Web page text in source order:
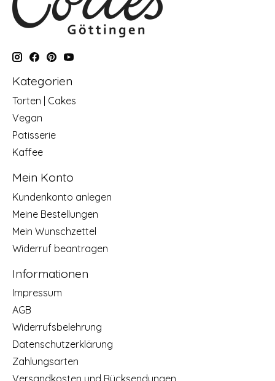
Kategorien
Torten | Cakes
Vegan
Patisserie
Kaffee
Mein Konto
Kundenkonto anlegen
Meine Bestellungen
Mein Wunschzettel
Widerruf beantragen
Informationen
Impressum
AGB
Widerrufsbelehrung
Datenschutzerklärung
Zahlungsarten